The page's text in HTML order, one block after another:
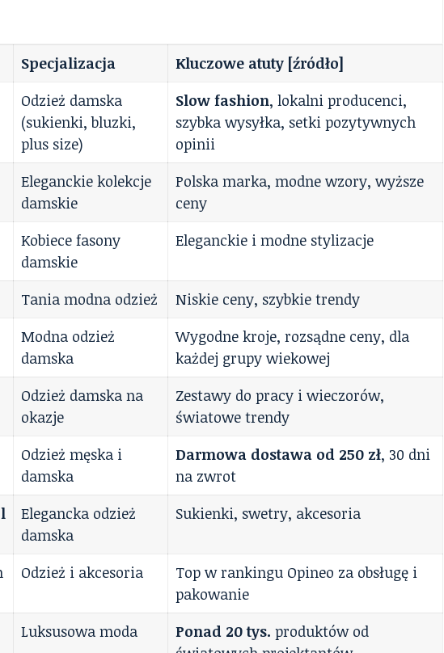
Specjalizacja
Kluczowe atuty [źródło]
Odzież damska
(sukienki, bluzki,
plus size)
Slow fashion, lokalni producenci,
szybka wysyłka, setki pozytywnych
opinii
Eleganckie kolekcje
damskie
Polska marka, modne wzory, wyższe
ceny
Kobiece fasony
damskie
Eleganckie i modne stylizacje
Tania modna odzież
Niskie ceny, szybkie trendy
Modna odzież
damska
Wygodne kroje, rozsądne ceny, dla
każdej grupy wiekowej
Odzież damska na
okazje
Zestawy do pracy i wieczorów,
światowe trendy
Odzież męska i
damska
Darmowa dostawa od 250 zł, 30 dni
na zwrot
Elegancka odzież
damska
Sukienki, swetry, akcesoria
Odzież i akcesoria
Top w rankingu Opineo za obsługę i
pakowanie
Luksusowa moda Ponad 20 tys. produktów od